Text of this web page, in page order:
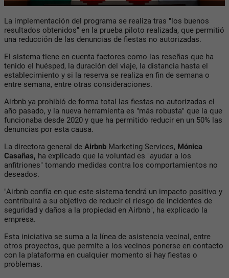
La implementación del programa se realiza tras "los buenos
resultados obtenidos" en la prueba piloto realizada, que permitió
una reducción de las denuncias de fiestas no autorizadas.
El sistema tiene en cuenta factores como las reseñas que ha
tenido el huésped, la duración del viaje, la distancia hasta el
establecimiento y si la reserva se realiza en fin de semana o
entre semana, entre otras consideraciones.
Airbnb ya prohibió de forma total las fiestas no autorizadas el
año pasado, y la nueva herramienta es "más robusta" que la que
funcionaba desde 2020 y que ha permitido reducir en un 50% las
denuncias por esta causa.
La directora general de Airbnb Marketing Services, Mónica
Casañas, ha explicado que la voluntad es "ayudar a los
anfitriones" tomando medidas contra los comportamientos no
deseados.
"Airbnb confía en que este sistema tendrá un impacto positivo y
contribuirá a su objetivo de reducir el riesgo de incidentes de
seguridad y daños a la propiedad en Airbnb", ha explicado la
empresa.
Esta iniciativa se suma a la línea de asistencia vecinal, entre
otros proyectos, que permite a los vecinos ponerse en contacto
con la plataforma en cualquier momento si hay fiestas o
problemas.